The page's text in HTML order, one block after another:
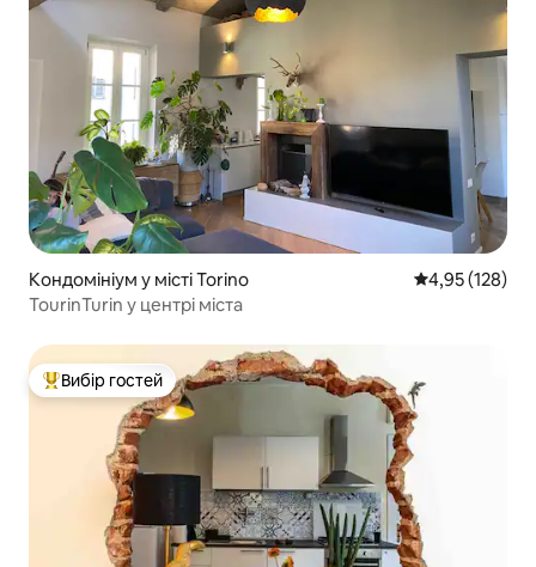
Кондомініум у місті Torino Середня
4,95 (128)
TourinTurin у центрі міста
Топ вибір гостей
Вибір гостей